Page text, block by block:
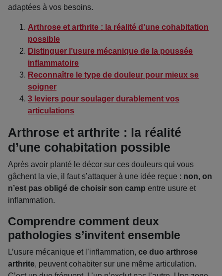
adaptées à vos besoins.
Arthrose et arthrite : la réalité d’une cohabitation
possible
Distinguer l’usure mécanique de la poussée
inflammatoire
Reconnaître le type de douleur pour mieux se
soigner
3 leviers pour soulager durablement vos
articulations
Arthrose et arthrite : la réalité
d’une cohabitation possible
Après avoir planté le décor sur ces douleurs qui vous
gâchent la vie, il faut s’attaquer à une idée reçue : non, on
n’est pas obligé de choisir son camp entre usure et
inflammation.
Comprendre comment deux
pathologies s’invitent ensemble
L’usure mécanique et l’inflammation, ce duo arthrose
arthrite, peuvent cohabiter sur une même articulation.